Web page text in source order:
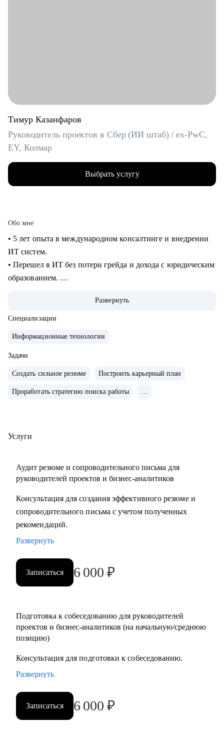
Тимур Казанфаров
Руководитель проектов в Сбер (ИИ штаб) / ex-PwC,
EY, Колмар
Выбрать услугу
Обо мне
• 5 лет опыта в международном консалтинге и внедрении
ИТ систем.
• Перешел в ИТ без потери грейда и дохода с юридическим
образованием.
должность руководителя проектов.
• На позиции бизнес-аналитика оптимизировал 300+
• Руководил проектом автоматизации бизнеса на 3000
пользователей.
• Провел 30+ карьерных консультаций.
направления в Сбере.
• Выделяющееся резюме.
• Консультации при смене профиля деятельности.
• Помощь в выборе обучающих материалов.
Кому могу помочь:
• Руководителям проектов.
• Студентам и выпускникам для поиска стажировки в ИТ.
• Специалистам из других сфер, которые хотят
начать.
Развернуть
Специализации
Информационные технологии
Задачи
Создать сильное резюме Построить карьерный план
Проработать стратегию поиска работы ...
Услуги
Аудит резюме и сопроводительного письма для
руководителей проектов и бизнес-аналитиков
Консультация для создания эффективного резюме и
сопроводительного письма с учетом полученных
рекомендаций.
Развернуть
Записаться 6 000 ₽
Подготовка к собеседованию для руководителей
проектов и бизнес-аналитиков (на начальную/среднюю
позицию)
Консультация для подготовки к собеседованию.
Развернуть
Записаться 6 000 ₽